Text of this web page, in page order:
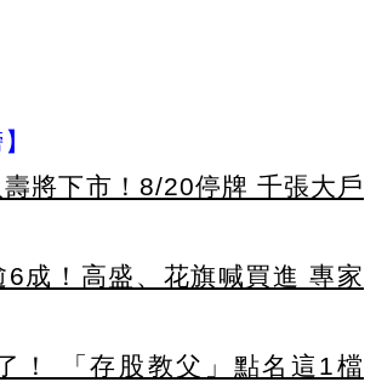
將下市！8/20停牌 千張大戶
6成！高盛、花旗喊買進 專家
！ 「存股教父」點名這1檔